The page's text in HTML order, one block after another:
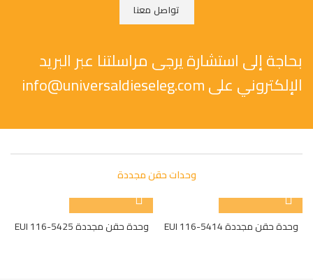
تواصل معنا
بحاجة إلى استشارة يرجى مراسلتنا عبر البريد
الإلكتروني على info@universaldieseleg.com
وحدات حقن مجددة
وحدة حقن مجددة EUI 116-5414 وحدة حقن مجددة EUI 116-5425